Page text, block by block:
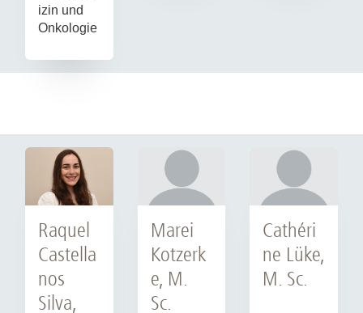
izin und
Onkologie
Raquel
Castella
nos
Silva,
Marei
Kotzerk
e, M.
Sc.
Cathéri
ne Lüke,
M. Sc.